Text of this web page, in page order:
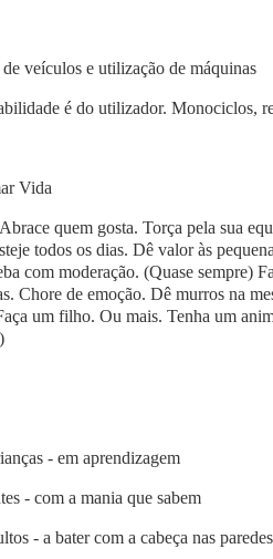
veículos e utilização de máquinas
é do utilizador. Monociclos,
Vida
quem gosta. Torça pela sua
todos os dias. Dê valor às
com moderação. (Quase sempre)
Chore de emoção. Dê murros na
um filho. Ou mais. Tenha um
- em aprendizagem
- com a mania que sabem
- a bater com a cabeça nas paredes